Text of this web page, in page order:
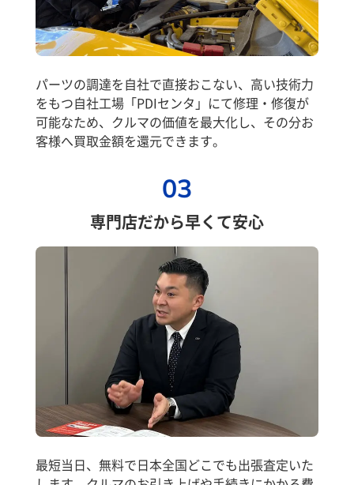
パーツの調達を自社で直接おこない、高い技術力
をもつ自社工場「PDIセンタ」にて修理・修復が
可能なため、クルマの価値を最大化し、その分お
客様へ買取金額を還元できます。
03
専門店だから早くて安心
最短当日、無料で日本全国どこでも出張査定いた